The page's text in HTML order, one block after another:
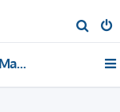
e
Manguier